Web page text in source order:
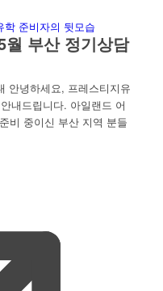
월 부산 정기상담
안녕하세요, 프레스티지유
내드립니다. 아일랜드 어
비 중이신 부산 지역 분들